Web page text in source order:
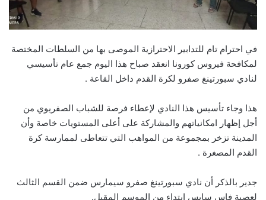
في احترام تام للتدابير الاحترازية الموصى بها من السلطات المختصة
لمكافحة فيروس كورونا انعقد صباح هذا اليوم جمع عام تأسيسي
لنادي سبورتينغ صفرو لكرة القدم داخل القاعة .
هذا وجاء تأسيس هذا النادي لإعطاء فرصة للشباب الصفريوي من
أجل إظهار امكانياتهم والمشاركة على أعلى المستويات خاصة وأن
المدينة تزخر بمجموعة من المواهب التي تتعاطى لممارسة كرة
القدم المصغرة .
جدير بالذكر أن نادي سبورتينغ صفرو سيمارس ضمن القسم الثالث
لعصبة فاس سايس ابتداء من الموسم المقبل.